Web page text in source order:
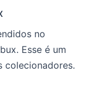
no
Esse é um
colecionadores.